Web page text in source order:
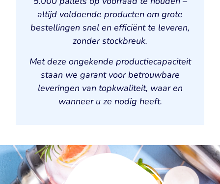
altijd voldoende producten om grote
bestellingen snel en efficiënt te leveren,
zonder stockbreuk.
Met deze ongekende productiecapaciteit
staan we garant voor betrouwbare
leveringen van topkwaliteit, waar en
wanneer u ze nodig heeft.